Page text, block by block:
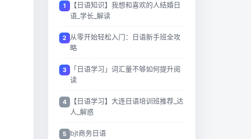
【日语知识】我想和喜欢的人结婚日
语_学长_解读
从零开始轻松入门：日语新手班全攻
略
「日语学习」词汇量不够如何提升阅
读
【日语学习】大连日语培训班推荐_达
人_解惑
bjt商务日语